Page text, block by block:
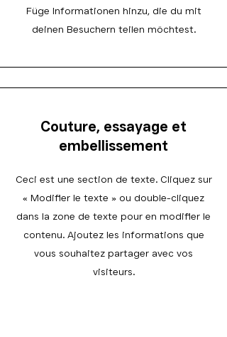
Füge Informationen hinzu, die du mit
deinen Besuchern teilen möchtest.
Couture, essayage et
embellissement
Ceci est une section de texte. Cliquez sur
« Modifier le texte » ou double-cliquez
dans la zone de texte pour en modifier le
contenu. Ajoutez les informations que
vous souhaitez partager avec vos
visiteurs.